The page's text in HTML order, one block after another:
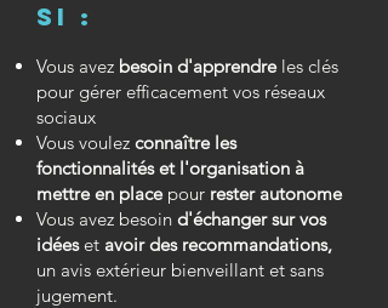
si :
Vous avez besoin d'apprendreles clés
pour gérer efficacement vos réseaux
sociaux
Vous voulez connaître les
fonctionnalités et l'organisation à
mettre en placepour rester autonome
Vous avez besoin d'échanger sur vos
idéeset avoir des recommandations,
un avis extérieur bienveillant et sans
jugement.​